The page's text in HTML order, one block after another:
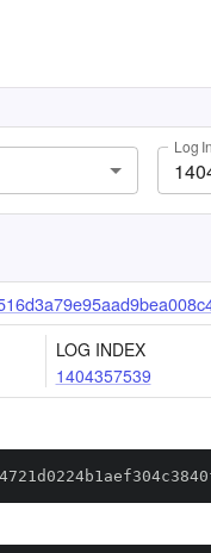
Log
LOG INDEX
1404357539